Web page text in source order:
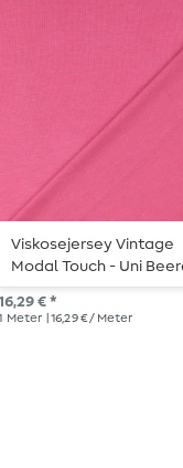
Viskosejersey Vintage
Modal Touch - Uni
€ *
Meter | 16,29 € / Meter